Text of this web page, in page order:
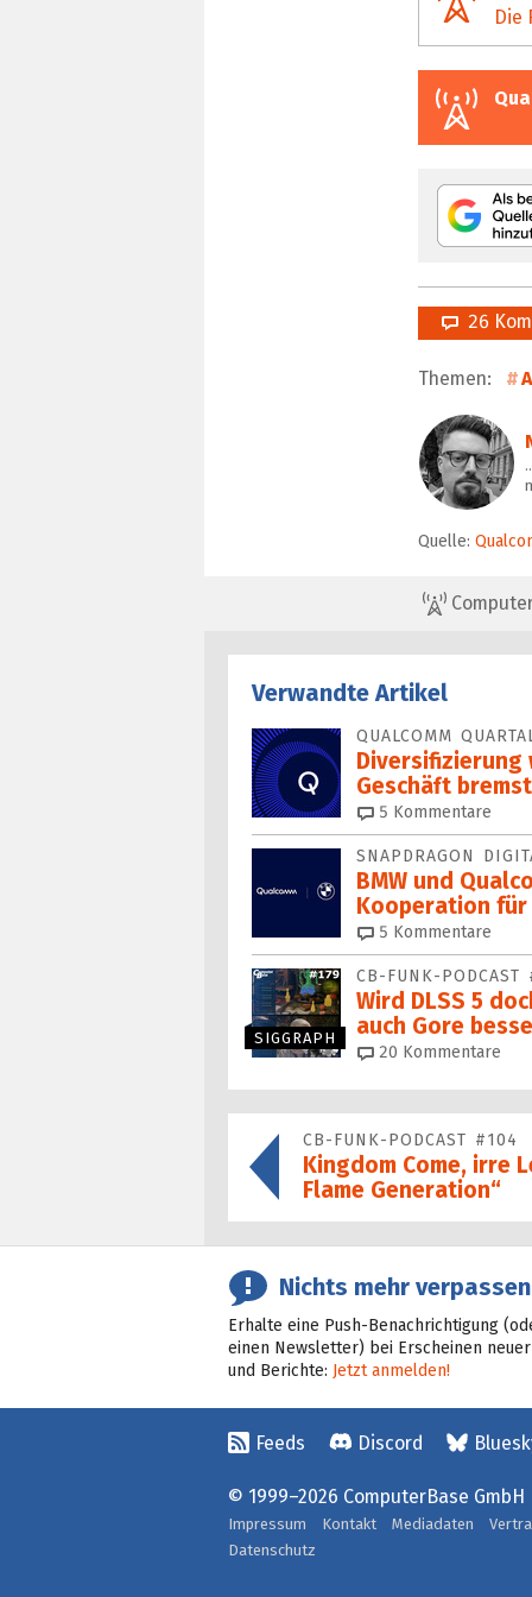
Die
26
Themen:
Quelle:
Verwandte Artikel
QUALCOMM
Diversifizierung
Geschäft bremst
5 Kommentare
SNAPDRAGON
BMW und
Kooperation für
5 Kommentare
SIGGRAPH
CB-FUNK-PODCAST
Wird DLSS 5
auch Gore
20 Kommentare
CB-FUNK-PODCAST #104
Kingdom Come, irre
Flame Generation“
Nichts mehr
Erhalte eine Push-Benachrichtigung
einen Newsletter) bei Erscheinen
und Berichte: Jetzt anmelden!
Feeds Discord
© 1999–2026 ComputerBase GmbH
Impressum Kontakt Mediadaten
Datenschutz